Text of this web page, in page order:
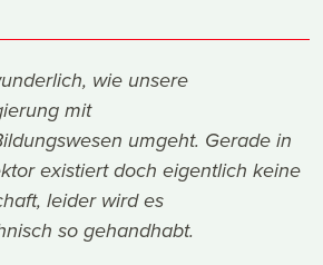
wie unsere
mit
umgeht. Gerade in
existiert doch eigentlich keine
leider wird es
so gehandhabt.